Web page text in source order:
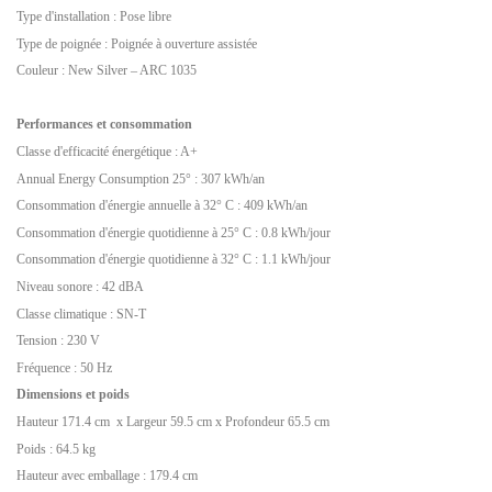
Type d'installation : Pose libre
Type de poignée : Poignée à ouverture assistée
Couleur : New Silver – ARC 1035
Performances et consommation
Classe d'efficacité énergétique : A+
Annual Energy Consumption 25° : 307 kWh/an
Consommation d'énergie annuelle à 32° C : 409 kWh/an
Consommation d'énergie quotidienne à 25° C : 0.8 kWh/jour
Consommation d'énergie quotidienne à 32° C : 1.1 kWh/jour
Niveau sonore : 42 dBA
Classe climatique : SN-T
Tension : 230 V
Fréquence : 50 Hz
Dimensions et poids
Hauteur 171.4 cm x Largeur 59.5 cm x Profondeur 65.5 cm
Poids : 64.5 kg
Hauteur avec emballage : 179.4 cm